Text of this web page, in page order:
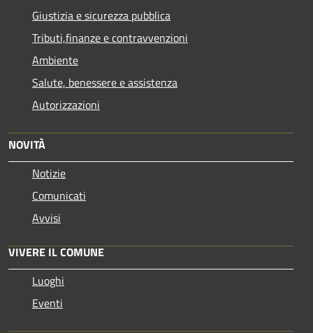
Giustizia e sicurezza pubblica
Tributi,finanze e contravvenzioni
Ambiente
Salute, benessere e assistenza
Autorizzazioni
NOVITÀ
Notizie
Comunicati
Avvisi
VIVERE IL COMUNE
Luoghi
Eventi